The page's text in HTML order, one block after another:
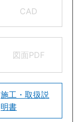
CAD
図面PDF
施工・取扱説
明書